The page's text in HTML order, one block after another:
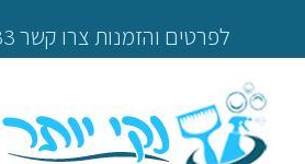
לפרטים והזמנות צרו קשר 072-393-5533